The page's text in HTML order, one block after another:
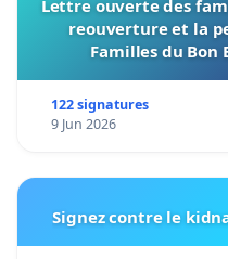
Lettre ouverte des
reouverture et la
Familles du Bon
122 signatures
9 Jun 2026
Signez contre le